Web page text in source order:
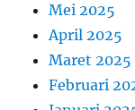
Mei 2025
April 2025
Maret 2025
Februari